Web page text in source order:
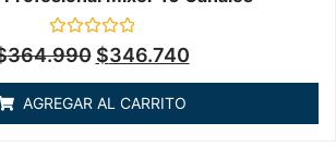
Valorado
en
de
5
364.990 $346.740
AGREGAR AL CARRITO